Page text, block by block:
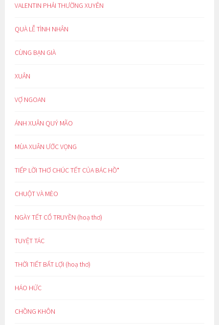
VALENTIN PHẢI THƯỜNG XUYÊN
QUÀ LỄ TÌNH NHÂN
CÙNG BẠN GIÀ
XUÂN
VỢ NGOAN
ÁNH XUÂN QUÝ MÃO
MÙA XUÂN ƯỚC VỌNG
TIẾP LỜI THƠ CHÚC TẾT CỦA BÁC HỒ*
CHUỘT VÀ MÈO
NGÀY TẾT CỔ TRUYỀN (hoạ thơ)
TUYỆT TÁC
THỜI TIẾT BẤT LỢI (hoạ thơ)
HÁO HỨC
CHỒNG KHÔN